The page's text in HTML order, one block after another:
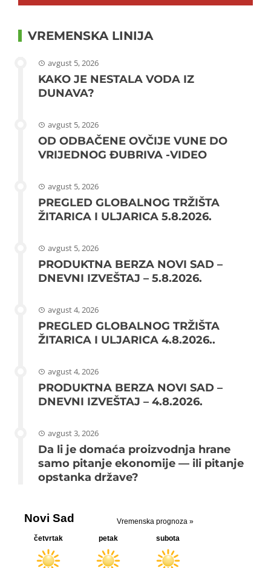
VREMENSKA LINIJA
avgust 5, 2026
KAKO JE NESTALA VODA IZ
DUNAVA?
avgust 5, 2026
OD ODBAČENE OVČIJE VUNE DO
VRIJEDNOG ĐUBRIVA -VIDEO
avgust 5, 2026
PREGLED GLOBALNOG TRŽIŠTA
ŽITARICA I ULJARICA 5.8.2026.
avgust 5, 2026
PRODUKTNA BERZA NOVI SAD –
DNEVNI IZVEŠTAJ – 5.8.2026.
avgust 4, 2026
PREGLED GLOBALNOG TRŽIŠTA
ŽITARICA I ULJARICA 4.8.2026..
avgust 4, 2026
PRODUKTNA BERZA NOVI SAD –
DNEVNI IZVEŠTAJ – 4.8.2026.
avgust 3, 2026
Da li je domaća proizvodnja hrane
samo pitanje ekonomije — ili pitanje
opstanka države?